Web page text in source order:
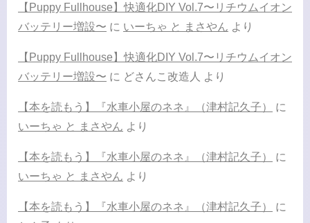
【Puppy Fullhouse】快適化DIY Vol.7〜リチウムイオン
バッテリー増設〜 に いーちゃ と まさやん より
【Puppy Fullhouse】快適化DIY Vol.7〜リチウムイオン
バッテリー増設〜 に どさんこ改造人 より
【本を読もう】『水車小屋のネネ』（津村記久子）
に
いーちゃ と まさやん より
【本を読もう】『水車小屋のネネ』（津村記久子）
に
いーちゃ と まさやん より
【本を読もう】『水車小屋のネネ』（津村記久子）
に